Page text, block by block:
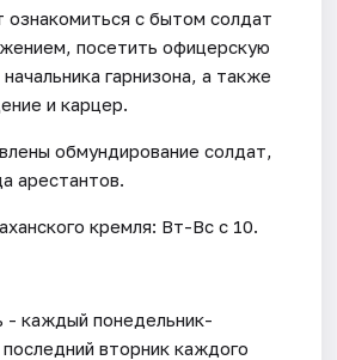
ознакомиться с бытом солдат
посетить офицерскую
гарнизона, а также
и карцер.
обмундирование солдат,
арестантов.
кремля: Вт-Вс с 10.
- каждый понедельник-
вторник каждого